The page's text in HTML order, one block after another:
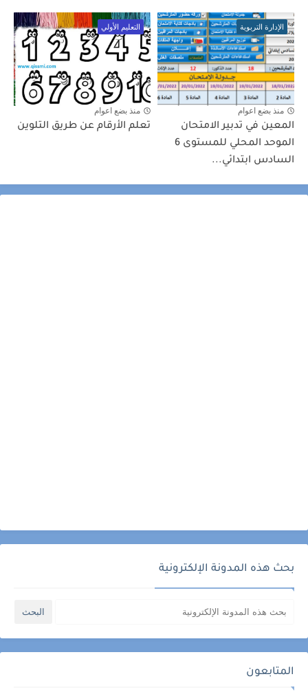
الإدارة التربوية
منذ بضع اعوام
المعين في تدبير الامتحان
الموحد المحلي للمستوى 6
السادس ابتدائي...
التعليم الأولي
منذ بضع اعوام
تعلم الأرقام عن طريق التلوين
بحث هذه المدونة الإلكترونية
المتابعون